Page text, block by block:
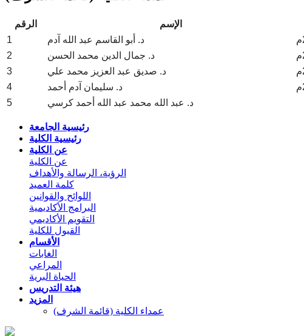
الرقم الإسم
1
د. أبو القاسم عبد الله آدم
2
د. جمال الدين محمد الحسن
3
د. صديق عبد العزيز محمد علي
4
د. سليمان آدم أحمد
5
د. عبد الله محمد عبد الله أحمد كرسي
رئيسية الجامعة
رئيسية الكلية
عن الكلية
عن الكلية
الرؤية، الرسالة والأهداف
كلمة العميد
اللوائح والقوانين
البرامج الأكاديمية
التقويم الأكاديمي
القبول للكلية
الأقسام
الغابات
المراعي
الحياة البرية
هيئة التدريس
المزيد
عمداء الكلية (قائمة الشرف)